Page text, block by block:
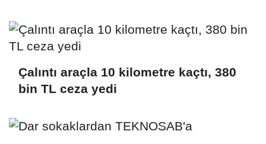
Çalıntı araçla 10 kilometre kaçtı, 380
bin TL ceza yedi